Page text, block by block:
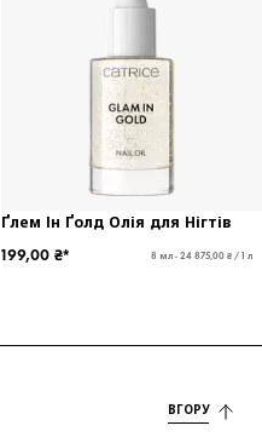
Ґлем Ін Ґолд Олія для Нігтів
199,00 ₴*
8 мл - 24 875,00 ₴ / 1 л
ВГОРУ